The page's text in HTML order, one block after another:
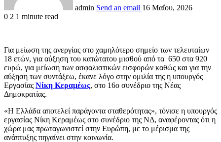
admin Send an email 16 Μαΐου, 2026
0 2 1 minute read
Για μείωση της ανεργίας στο χαμηλότερο σημείο των τελευταίων
18 ετών, για αύξηση του κατώτατου μισθού από τα 650 στα 920
ευρώ, για μείωση των ασφαλιστικών εισφορών καθώς και για την
αύξηση των συντάξεω, έκανε λόγο στην ομιλία της η υπουργός
Εργασίας Νίκη Κεραμέως, στο 16ο συνέδριο της Νέας
Δημοκρατίας.
«Η Ελλάδα αποτελεί παράγοντα σταθερότητας», τόνισε η υπουργός
εργασίας Νίκη Κεραμέως στο συνέδριο της ΝΔ, αναφέροντας ότι η
χώρα μας πρωταγωνιστεί στην Ευρώπη, με το μέρισμα της
ανάπτυξης πηγαίνει στην κοινωνία.